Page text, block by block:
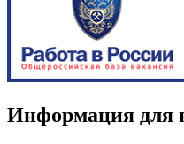
Информация для